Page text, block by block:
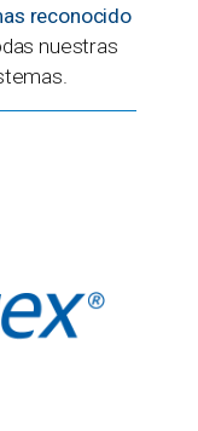
reconocido
nuestras